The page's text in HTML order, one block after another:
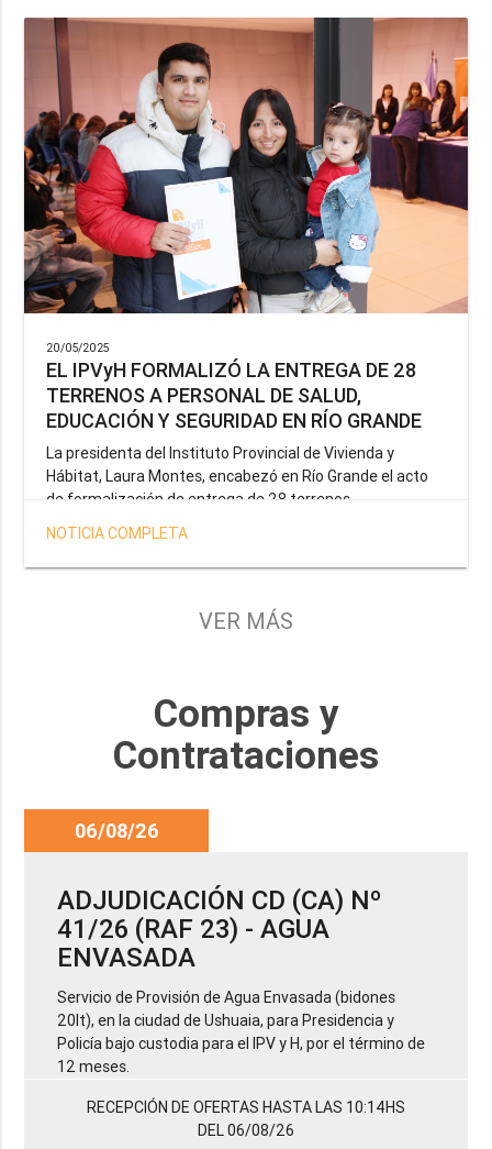
20/05/2025
EL IPVyH FORMALIZÓ LA ENTREGA DE 28
TERRENOS A PERSONAL DE SALUD,
EDUCACIÓN Y SEGURIDAD EN RÍO GRANDE
La presidenta del Instituto Provincial de Vivienda y
Hábitat, Laura Montes, encabezó en Río Grande el acto
de formalización de entrega de 28 terrenos
correspondientes a la operatoria especial anunciada por
el Gobernador Gustavo Melella, la cual tiene como
objetivo brindar una solución habitacional a docentes,
Provincia y del Servicio Penitenciario.
NOTICIA COMPLETA
VER MÁS
Compras y
Contrataciones
06/08/26
ADJUDICACIÓN CD (CA) Nº
41/26 (RAF 23) - AGUA
ENVASADA
Servicio de Provisión de Agua Envasada (bidones
20lt), en la ciudad de Ushuaia, para Presidencia y
Policía bajo custodia para el IPV y H, por el término de
12 meses.
RECEPCIÓN DE OFERTAS HASTA LAS 10:14HS
DEL 06/08/26